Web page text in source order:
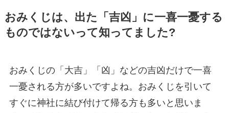
おみくじは、出た「吉凶」に一喜一憂する
ものではないって知ってました?
おみくじの「大吉」「凶」などの吉凶だけで一喜
一憂される方が多いですよね。おみくじを引いて
すぐに神社に結び付けて帰る方も多いと思いま